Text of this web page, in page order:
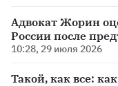
Адвокат Жорин
России после
10:28, 29 июля 2026
Такой, как все: